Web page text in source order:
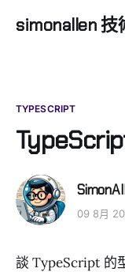
simonallen 技
TYPESCRIPT
09 8月
談 TypeScript 的